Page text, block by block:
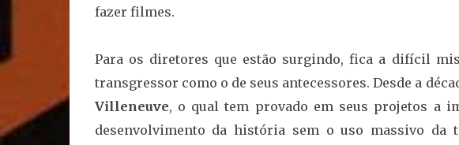
fazer filmes.
Para os diretores que estão surgindo, fica a difícil
transgressor como o de seus antecessores. Desde a
Villeneuve, o qual tem provado em seus projetos a
desenvolvimento da história sem o uso massivo da